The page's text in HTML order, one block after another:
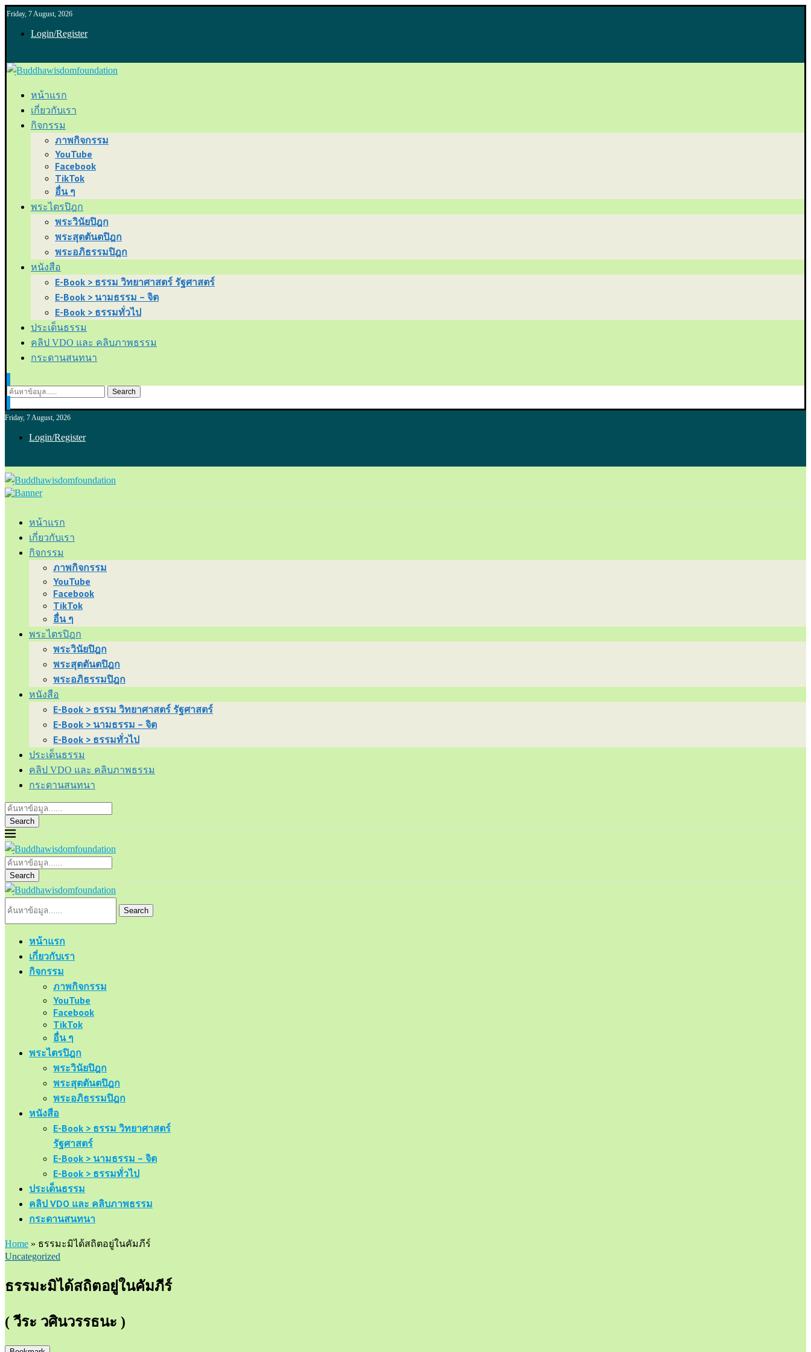
Friday, 7 August, 2026
Login/Register
หน้าแรก
เกี่ยวกับเรา
กิจกรรม
ภาพกิจกรรม
YouTube
Facebook
TikTok
อื่น ๆ
พระไตรปิฎก
พระวินัยปิฎก
พระสุตตันตปิฎก
พระอภิธรรมปิฎก
หนังสือ
E-Book > ธรรม วิทยาศาสตร์ รัฐศาสตร์
E-Book > นามธรรม – จิต
E-Book > ธรรมทั่วไป
ประเด็นธรรม
คลิป VDO และ คลิบภาพธรรม
กระดานสนทนา
Search
Friday, 7 August, 2026
Login/Register
หน้าแรก
เกี่ยวกับเรา
กิจกรรม
ภาพกิจกรรม
YouTube
Facebook
TikTok
อื่น ๆ
พระไตรปิฎก
พระวินัยปิฎก
พระสุตตันตปิฎก
พระอภิธรรมปิฎก
หนังสือ
E-Book > ธรรม วิทยาศาสตร์ รัฐศาสตร์
E-Book > นามธรรม – จิต
E-Book > ธรรมทั่วไป
ประเด็นธรรม
คลิป VDO และ คลิบภาพธรรม
กระดานสนทนา
Search
Search
Search
หน้าแรก
เกี่ยวกับเรา
กิจกรรม
ภาพกิจกรรม
YouTube
Facebook
TikTok
อื่น ๆ
พระไตรปิฎก
พระวินัยปิฎก
พระสุตตันตปิฎก
พระอภิธรรมปิฎก
หนังสือ
E-Book > ธรรม วิทยาศาสตร์
รัฐศาสตร์
E-Book > นามธรรม – จิต
E-Book > ธรรมทั่วไป
ประเด็นธรรม
คลิป VDO และ คลิบภาพธรรม
กระดานสนทนา
Home » ธรรมะมิได้สถิตอยู่ในคัมภีร์
Uncategorized
ธรรมะมิได้สถิตอยู่ในคัมภีร์
( วีระ วศินวรรธนะ )